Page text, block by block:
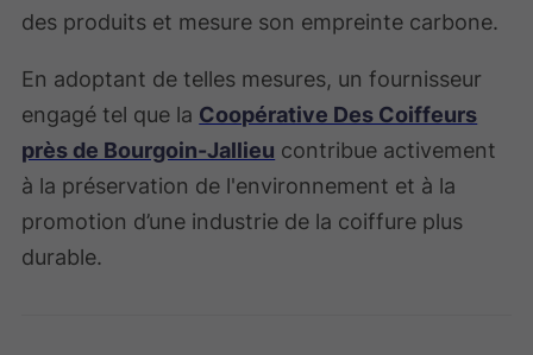
des produits et mesure son empreinte carbone.
En adoptant de telles mesures, un fournisseur
engagé tel que la Coopérative Des Coiffeurs
près de Bourgoin-Jallieu contribue activement
à la préservation de l'environnement et à la
promotion d’une industrie de la coiffure plus
durable.